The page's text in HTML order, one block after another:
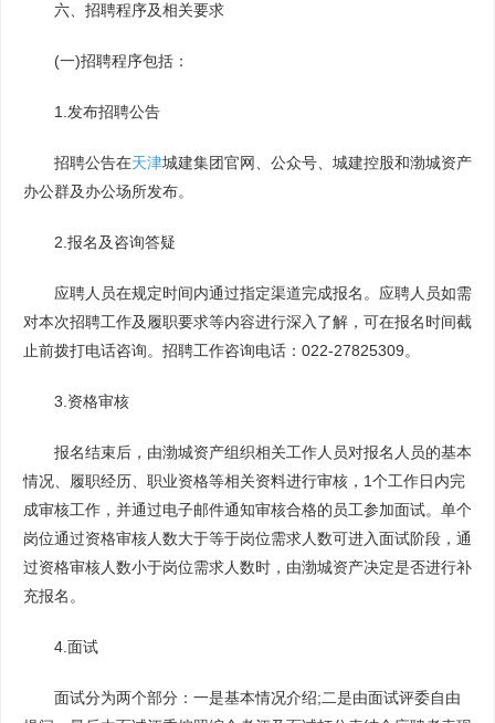
六、招聘程序及相关要求
(一)招聘程序包括：
1.发布招聘公告
招聘公告在天津城建集团官网、公众号、城建控股和渤城资产
办公群及办公场所发布。
2.报名及咨询答疑
应聘人员在规定时间内通过指定渠道完成报名。应聘人员如需
对本次招聘工作及履职要求等内容进行深入了解，可在报名时间截
止前拨打电话咨询。招聘工作咨询电话：022-27825309。
3.资格审核
报名结束后，由渤城资产组织相关工作人员对报名人员的基本
情况、履职经历、职业资格等相关资料进行审核，1个工作日内完
成审核工作，并通过电子邮件通知审核合格的员工参加面试。单个
岗位通过资格审核人数大于等于岗位需求人数可进入面试阶段，通
过资格审核人数小于岗位需求人数时，由渤城资产决定是否进行补
充报名。
4.面试
面试分为两个部分：一是基本情况介绍;二是由面试评委自由